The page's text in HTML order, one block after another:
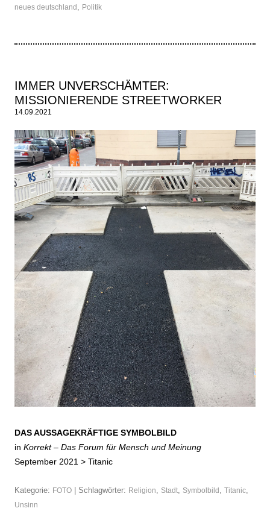
neues deutschland , Politik
IMMER UNVERSCHÄMTER:
MISSIONIERENDE STREETWORKER
14.09.2021
DAS AUSSAGEKRÄFTIGE SYMBOLBILD
in Korrekt – Das Forum für Mensch und Meinung
September 2021 > Titanic
Kategorie: FOTO | Schlagwörter: Religion Stadt Symbolbild Titanic
Unsinn